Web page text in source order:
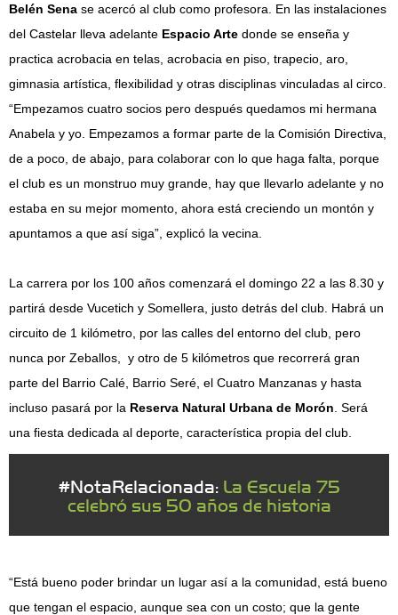
Belén Sena se acercó al club como profesora. En las instalaciones
del Castelar lleva adelante Espacio Arte donde se enseña y
practica acrobacia en telas, acrobacia en piso, trapecio, aro,
gimnasia artística, flexibilidad y otras disciplinas vinculadas al circo.
“Empezamos cuatro socios pero después quedamos mi hermana
Anabela y yo. Empezamos a formar parte de la Comisión Directiva,
de a poco, de abajo, para colaborar con lo que haga falta, porque
el club es un monstruo muy grande, hay que llevarlo adelante y no
estaba en su mejor momento, ahora está creciendo un montón y
apuntamos a que así siga”, explicó la vecina.
La carrera por los 100 años comenzará el domingo 22 a las 8.30 y
partirá desde Vucetich y Somellera, justo detrás del club. Habrá un
circuito de 1 kilómetro, por las calles del entorno del club, pero
nunca por Zeballos, y otro de 5 kilómetros que recorrerá gran
parte del Barrio Calé, Barrio Seré, el Cuatro Manzanas y hasta
incluso pasará por la Reserva Natural Urbana de Morón. Será
una fiesta dedicada al deporte, característica propia del club.
#NotaRelacionada: La Escuela 75
celebró sus 50 años de historia
“Está bueno poder brindar un lugar así a la comunidad, está bueno
que tengan el espacio, aunque sea con un costo; que la gente